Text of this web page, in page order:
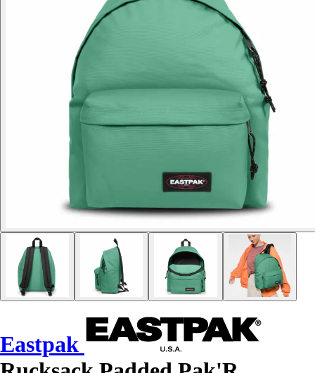
Eastpak